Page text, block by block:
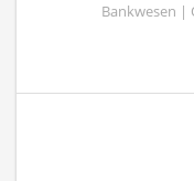
Bankwesen |